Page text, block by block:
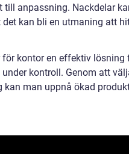
till anpassning. Nackdelar
kan bli en utmaning att
kontor en effektiv lösning
kontroll. Genom att
kan man uppnå ökad